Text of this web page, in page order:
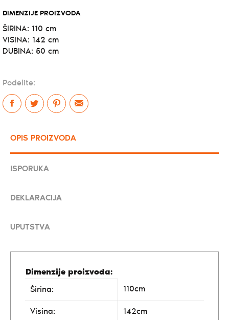
DIMENZIJE PROIZVODA
ŠIRINA: 110 cm
VISINA: 142 cm
DUBINA: 50 cm
Podelite:
OPIS PROIZVODA
ISPORUKA
DEKLARACIJA
UPUTSTVA
Dimenzije proizvoda:
Širina:
110cm
Visina: 142cm